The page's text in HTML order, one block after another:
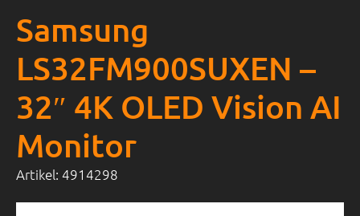
Samsung
LS32FM900SUXEN –
32″ 4K OLED Vision AI
Monitor
Artikel: 4914298